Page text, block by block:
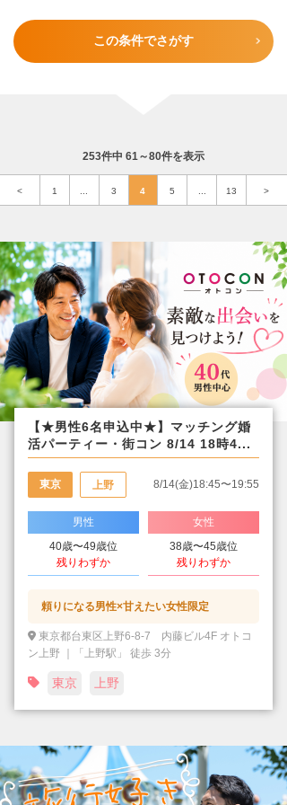
この条件でさがす
253件中 61～80件を表示
< 1 3 4 5 13 >
【★男性6名申込中★】マッチング婚
活パーティー・街コン 8/14 18時4...
東京 上野 8/14(金)18:45〜19:55
男性
40歳〜49歳位
残りわずか
女性
38歳〜45歳位
残りわずか
頼りになる男性×甘えたい女性限定
東京都台東区上野6-8-7 内藤ビル4F オトコ
ン上野 ｜「上野駅」 徒歩 3分
東京 上野